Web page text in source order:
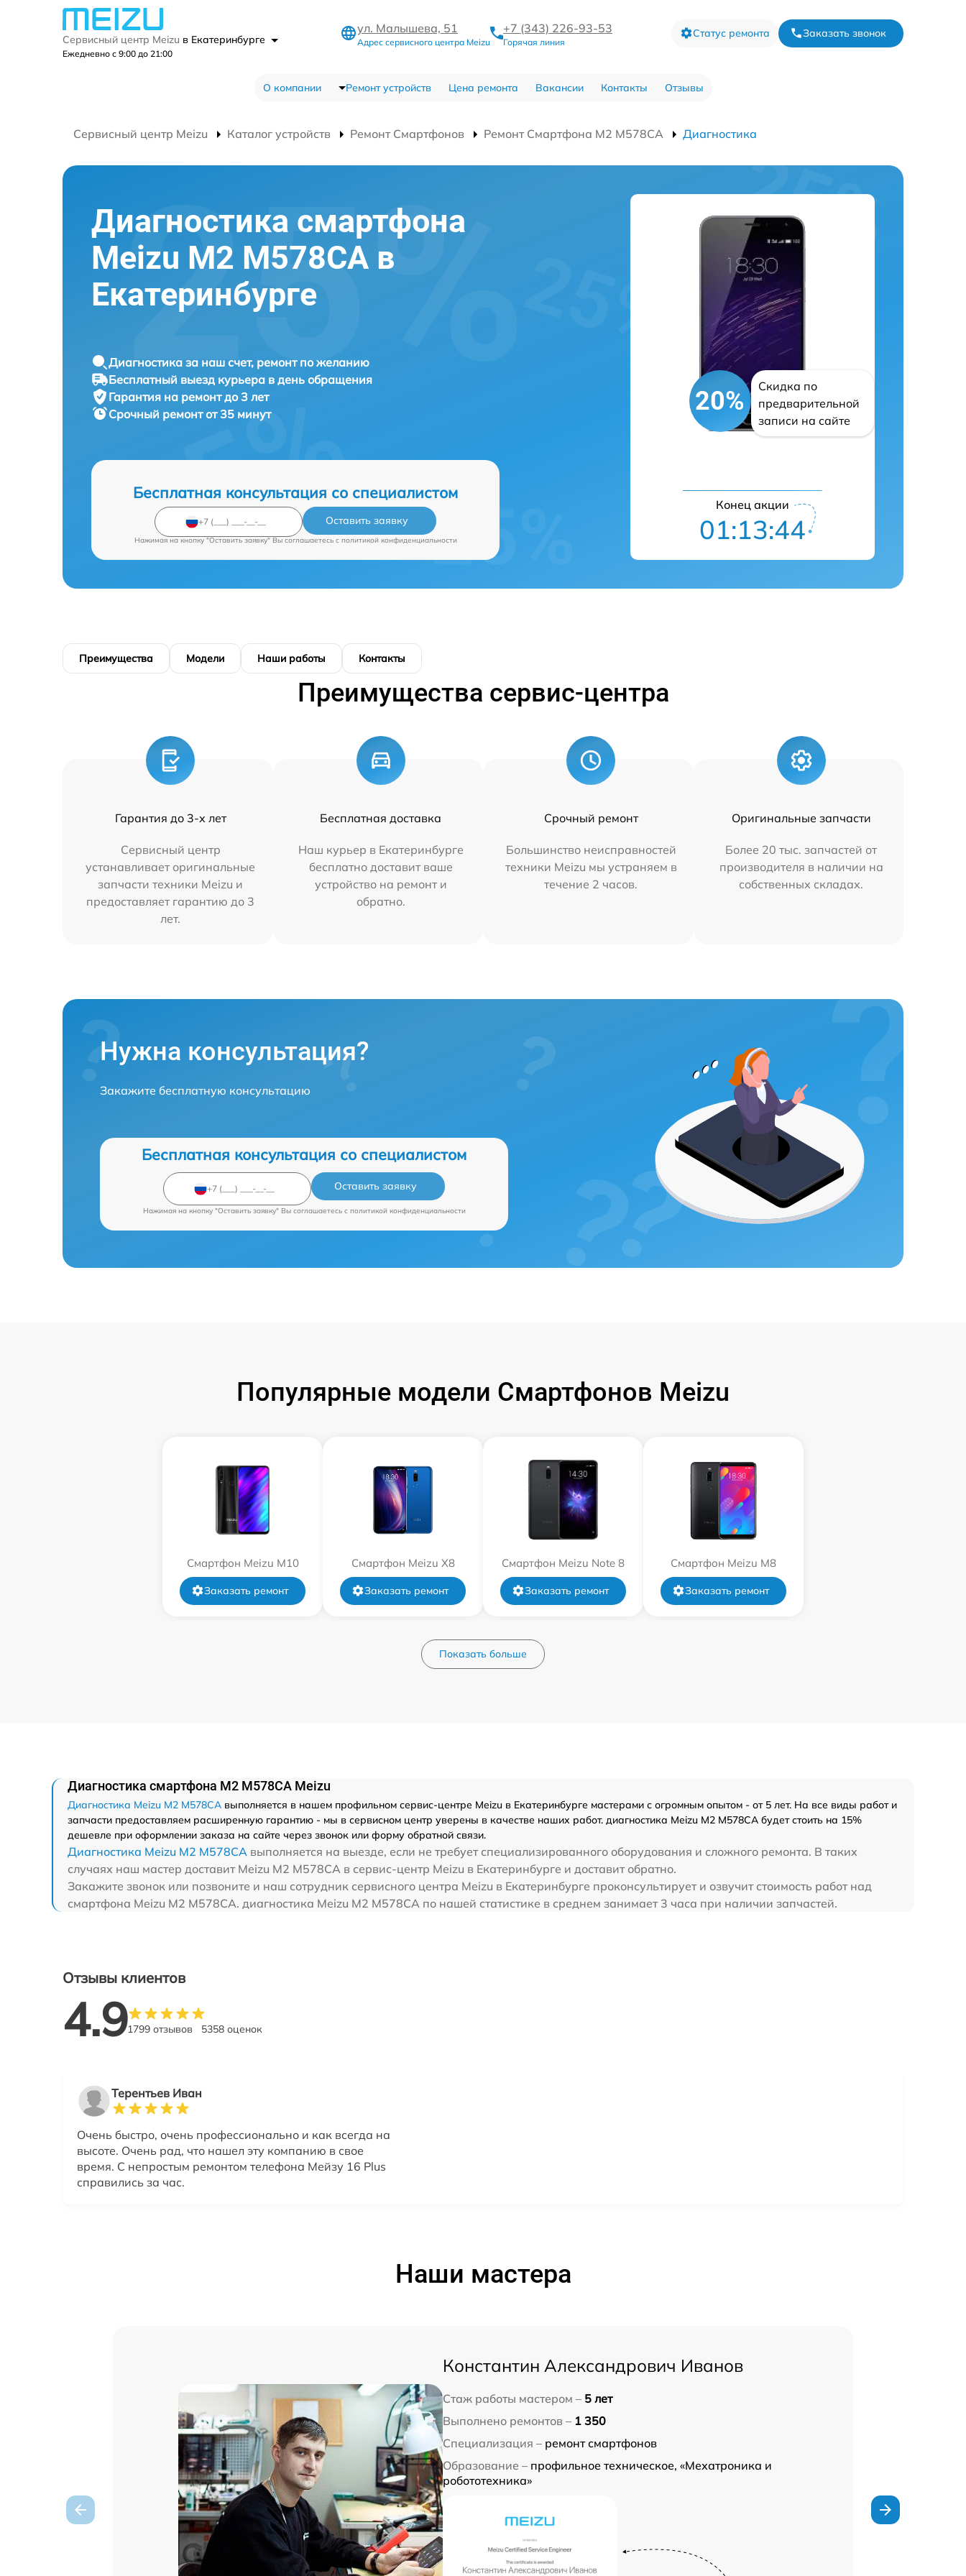
Сервисный центр Meizu в Екатеринбурге
Ежедневно с 9:00 до 21:00
ул. Малышева, 51
Адрес сервисного центра Meizu
+7 (343) 226-93-53
Горячая линия
Статус ремонта Заказать звонок
О компании Ремонт устройств Цена ремонта Вакансии Контакты Отзывы
Сервисный центр Meizu Каталог устройств Ремонт Смартфонов Ремонт Смартфона M2 M578CA Диагностика
Диагностика смартфона
Meizu M2 M578CA в
Екатеринбурге
Диагностика за наш счет, ремонт по желанию
Бесплатный выезд курьера в день обращения
Гарантия на ремонт до 3 лет
Срочный ремонт от 35 минут
Бесплатная консультация со специалистом
Оставить заявку
Нажимая на кнопку "Оставить заявку" Вы соглашаетесь c политикой конфиденциальности
20%
Скидка по
предварительной
записи на сайте
Конец акции
01:13:43
Преимущества Модели Наши работы Контакты
Преимущества сервис-центра
Гарантия до 3-х лет
Сервисный центр
устанавливает оригинальные
запчасти техники Meizu и
предоставляет гарантию до 3
лет.
Бесплатная доставка
Наш курьер в Екатеринбурге
бесплатно доставит ваше
устройство на ремонт и
обратно.
Срочный ремонт
Большинство неисправностей
техники Meizu мы устраняем в
течение 2 часов.
Оригинальные запчасти
Более 20 тыс. запчастей от
производителя в наличии на
собственных складах.
Нужна консультация?
Закажите бесплатную консультацию
Бесплатная консультация со специалистом
Оставить заявку
Нажимая на кнопку "Оставить заявку" Вы соглашаетесь c политикой конфиденциальности
Популярные модели Смартфонов Meizu
Смартфон Meizu M10
Заказать ремонт
Смартфон Meizu X8
Заказать ремонт
Смартфон Meizu Note 8
Заказать ремонт
Смартфон Meizu M8
Заказать ремонт
Показать больше
Диагностика смартфона M2 M578CA Meizu
Диагностика Meizu M2 M578CA выполняется в нашем профильном сервис-центре Meizu в Екатеринбурге мастерами с огромным опытом - от 5 лет. На все виды работ и
запчасти предоставляем расширенную гарантию - мы в сервисном центр уверены в качестве наших работ. диагностика Meizu M2 M578CA будет стоить на 15%
дешевле при оформлении заказа на сайте через звонок или форму обратной связи.
Диагностика Meizu M2 M578CA выполняется на выезде, если не требует специализированного оборудования и сложного ремонта. В таких
случаях наш мастер доставит Meizu M2 M578CA в сервис-центр Meizu в Екатеринбурге и доставит обратно.
Закажите звонок или позвоните и наш сотрудник сервисного центра Meizu в Екатеринбурге проконсультирует и озвучит стоимость работ над
смартфона Meizu M2 M578CA. диагностика Meizu M2 M578CA по нашей статистике в среднем занимает 3 часа при наличии запчастей.
Отзывы клиентов
4.91799 отзывов 5358 оценок
Терентьев Иван
Очень быстро, очень профессионально и как всегда на
высоте. Очень рад, что нашел эту компанию в свое
время. С непростым ремонтом телефона Мейзу 16 Plus
справились за час.
Наши мастера
Константин Александрович Иванов
Стаж работы мастером – 5 лет
Выполнено ремонтов – 1 350
Специализация – ремонт смартфонов
Образование – профильное техническое, «Мехатроника и
робототехника»